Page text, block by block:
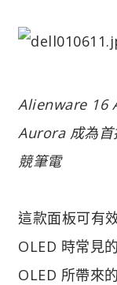
Alienware 16
Aurora 成為首
競筆電
這款面板可有
OLED 時常見
OLED 所帶來